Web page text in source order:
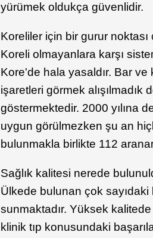
yürümek oldukça güvenlidir.
Koreliler için bir gurur
Koreli olmayanlara karşı
Kore'de hala yasaldır. Bar ve
işaretleri görmek alışılmadık
göstermektedir. 2000 yılına
uygun görülmezken şu an
bulunmakla birlikte 112
Sağlık kalitesi nerede
Ülkede bulunan çok
sunmaktadır. Yüksek
klinik tıp konusundaki